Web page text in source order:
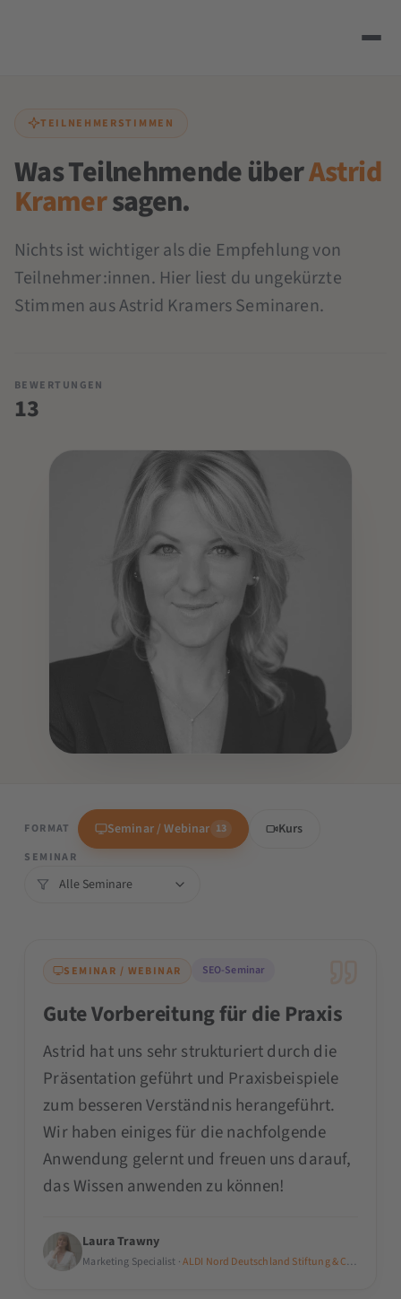
TEILNEHMERSTIMMEN
Was Teilnehmende überAstrid
Kramersagen.
Nichts ist wichtiger als die Empfehlung von
Teilnehmer:innen. Hier liest du ungekürzte
Stimmen aus Astrid Kramers Seminaren.
BEWERTUNGEN
13
CEO & Founder
FORMAT Seminar / Webinar 13 Kurs
SEMINAR
SEMINAR / WEBINAR SEO-Seminar
Gute Vorbereitung für die Praxis
Astrid hat uns sehr strukturiert durch die
Präsentation geführt und Praxisbeispiele
zum besseren Verständnis herangeführt.
Wir haben einiges für die nachfolgende
Anwendung gelernt und freuen uns darauf,
das Wissen anwenden zu können!
Laura Trawny
Marketing Specialist ·ALDI Nord Deutschland Stiftung & Co. KG